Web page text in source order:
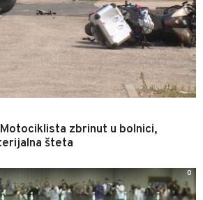
zbrinut u bolnici,
šteta
0